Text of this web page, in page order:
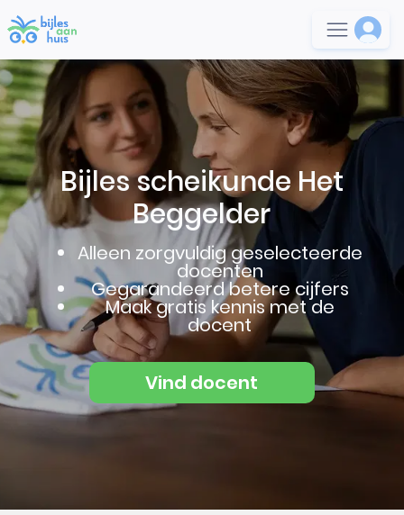
Bijles scheikunde Het
Beggelder
Alleen zorgvuldig geselecteerde
docenten
Gegarandeerd betere cijfers
Maak gratis kennis met de
docent
Vind docent